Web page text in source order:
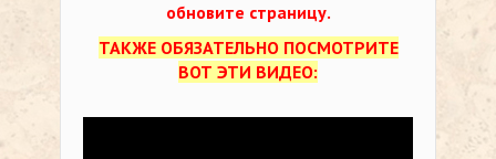
обновите страницу.
ТАКЖЕ ОБЯЗАТЕЛЬНО ПОСМОТРИТЕ
ВОТ ЭТИ ВИДЕО: